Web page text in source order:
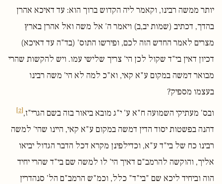
יותר ממשה רבינו, וקאמר ליה הקדוש ברוך הוא: עד דאיכא אהרן
בהדך, דכתיב (שמות יב,ב) ויאמר ה' אל משה ואל אהרן בארץ
מצרים לאמר החדש הזה לכם, ופירשו התוס' (בד"ה עד דאיכא)
דכיון דאין בי"ד שקול לכן הי' צריך שלישי עמו. ויש להקשות שהרי
מבואר דמשה במקום ע"א קאי, וא"כ למה לא הי' משה רבינו
בעצמו מספיק?
ובס' מעתיקי השמועה ח"א ע' י"ג מובא ביאור בזה בשם הגרי"ז,[2]
דהנה בפשטות יסוד הדין דמשה במקום ע"א קאי, היינו שהי' למשה
רבינו כח של בי"ד ע"א, וכדילפינן מקרא דכל הדבר הגדול יביאו
אליך, והוקשה להרמב"ם דאיך הי' לו למשה שם בי"ד שהרי יחיד
הוה וביחיד ליכא שם "בי"ד" כלל, וכמ"ש הרמב"ם הל' סנהדרין